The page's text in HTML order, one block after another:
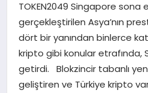
YAŞAM
EĞITIM
TOKEN2049 Singapore sona
gerçekleştirilen Asya’nın
dört bir yanından binlerce
kripto gibi konular etrafında,
getirdi. Blokzincir tabanlı
geliştiren ve Türkiye kripto